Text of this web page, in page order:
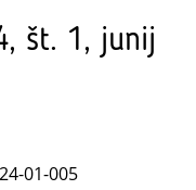
št. 1, junij
01-005